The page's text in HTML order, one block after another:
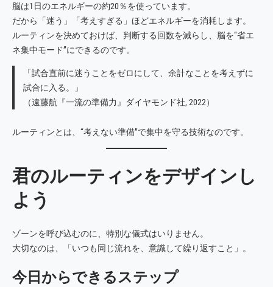
脳は1日のエネルギーの約20％を使っています。
だから「迷う」「考えすぎる」ほどエネルギーを消耗します。
ルーティンを決めておけば、判断する回数を減らし、脳を“省エ
ネ集中モード”にできるのです。
「試合直前に迷うことをゼロにして、余計なことを考えずに
試合に入る。」
（遠藤航『一流の準備力』ダイヤモンド社, 2022）
ルーティンとは、“考えない準備”で集中を守る技術なのです。
君のルーティンをデザインし
よう
ゾーンを呼び込むのに、特別な儀式はいりません。
大切なのは、「いつも同じ流れを、意識して繰り返すこと」。
今日からできるステップ